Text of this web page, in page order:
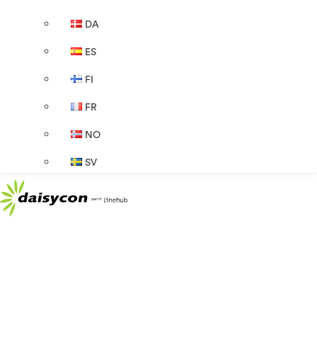
DA
ES
FI
FR
NO
SV